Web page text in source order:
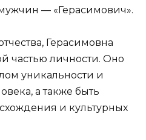
— «Герасимович».
Герасимовна
частью личности. Оно
уникальности и
а также быть
и культурных